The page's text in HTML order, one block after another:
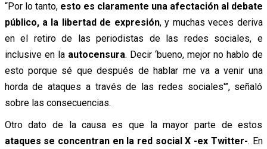
“Por lo tanto, esto es claramente una afectación al debate
público, a la libertad de expresión, y muchas veces deriva
en el retiro de las periodistas de las redes sociales, e
inclusive en la autocensura. Decir ‘bueno, mejor no hablo de
esto porque sé que después de hablar me va a venir una
horda de ataques a través de las redes sociales'”, señaló
sobre las consecuencias.
Otro dato de la causa es que la mayor parte de estos
ataques se concentran en la red social X -ex Twitter-. En